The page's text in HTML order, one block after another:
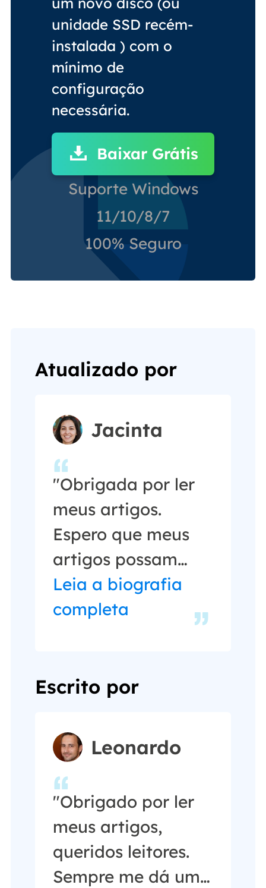
unidade SSD recém-
instalada ) com o
mínimo de
configuração
necessária.
Baixar Grátis
Suporte Windows
11/10/8/7
100% Seguro
Atualizado por
Jacinta
"Obrigada por ler
meus artigos.
Espero que meus
artigos possam
ajudá-lo a resolver
seus problemas de
Leia a biografia
completa
Escrito por
Leonardo
"Obrigado por ler
meus artigos,
queridos leitores.
Sempre me dá uma